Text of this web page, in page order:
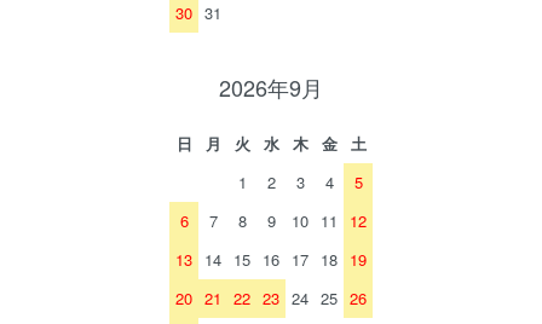
30 31
2026年9月
日 月 火 水 木 金
土
1
2 3 4
5
6
7 8 9 10 11
12
13 14 15 16 17 18 19
20 21 22 23 24 25 26